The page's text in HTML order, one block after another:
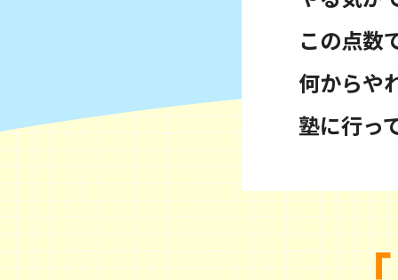
この点数
何からや
塾に行っ